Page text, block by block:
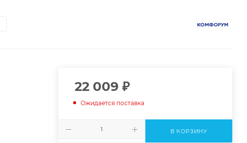
22 009 ₽
Ожидается поставка
В КОРЗИНУ